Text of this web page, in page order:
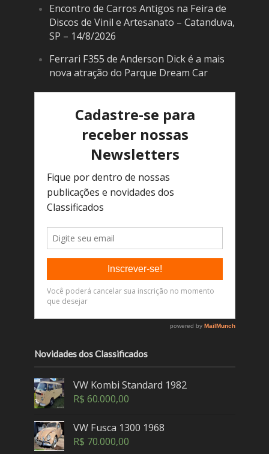
Encontro de Carros Antigos na Feira de
Discos de Vinil e Artesanato – Catanduva,
SP – 14/8/2026
Ferrari F355 de Anderson Dick é a mais
nova atração do Parque Dream Car
Novidades dos Classificados
VW Kombi Standard 1982
R$ 60.000,00
VW Fusca 1300 1968
R$ 70.000,00